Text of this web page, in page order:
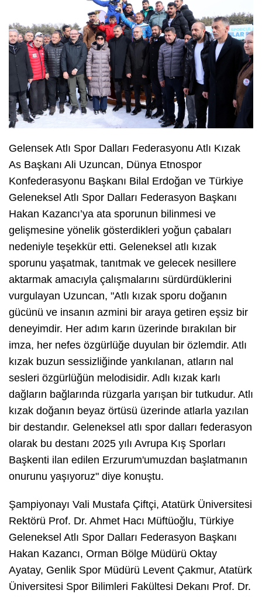
Gelensek Atlı Spor Dalları Federasyonu Atlı Kızak
As Başkanı Ali Uzuncan, Dünya Etnospor
Konfederasyonu Başkanı Bilal Erdoğan ve Türkiye
Geleneksel Atlı Spor Dalları Federasyon Başkanı
Hakan Kazancı’ya ata sporunun bilinmesi ve
gelişmesine yönelik gösterdikleri yoğun çabaları
nedeniyle teşekkür etti. Geleneksel atlı kızak
sporunu yaşatmak, tanıtmak ve gelecek nesillere
aktarmak amacıyla çalışmalarını sürdürdüklerini
vurgulayan Uzuncan, "Atlı kızak sporu doğanın
gücünü ve insanın azmini bir araya getiren eşsiz bir
deneyimdir. Her adım karın üzerinde bırakılan bir
imza, her nefes özgürlüğe duyulan bir özlemdir. Atlı
kızak buzun sessizliğinde yankılanan, atların nal
sesleri özgürlüğün melodisidir. Adlı kızak karlı
dağların bağlarında rüzgarla yarışan bir tutkudur. Atlı
kızak doğanın beyaz örtüsü üzerinde atlarla yazılan
bir destandır. Geleneksel atlı spor dalları federasyon
olarak bu destanı 2025 yılı Avrupa Kış Sporları
Başkenti ilan edilen Erzurum'umuzdan başlatmanın
onurunu yaşıyoruz" diye konuştu.
Şampiyonayı Vali Mustafa Çiftçi, Atatürk Üniversitesi
Rektörü Prof. Dr. Ahmet Hacı Müftüoğlu, Türkiye
Geleneksel Atlı Spor Dalları Federasyon Başkanı
Hakan Kazancı, Orman Bölge Müdürü Oktay
Ayatay, Genlik Spor Müdürü Levent Çakmur, Atatürk
Üniversitesi Spor Bilimleri Fakültesi Dekanı Prof. Dr.